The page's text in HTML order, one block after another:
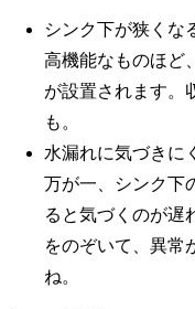
シンク下が狭くな
高機能なものほど
が設置されます。
も。
水漏れに気づきに
万が一、シンク下
ると気づくのが
をのぞいて、異常
ね。